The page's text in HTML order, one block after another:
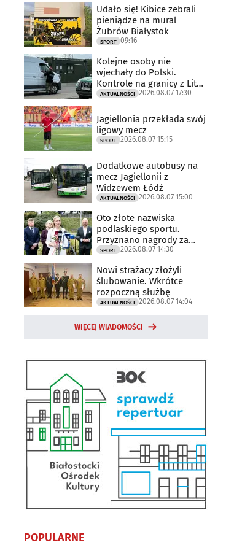
Udało się! Kibice zebrali
pieniądze na mural
Żubrów Białystok
SPORT 09:16
Kolejne osoby nie
wjechały do Polski.
Kontrole na granicy z Litwą
trwają
AKTUALNOŚCI 2026.08.07 17:30
Jagiellonia przekłada swój
ligowy mecz
SPORT 2026.08.07 15:15
Dodatkowe autobusy na
mecz Jagiellonii z
Widzewem Łódź
AKTUALNOŚCI 2026.08.07 15:00
Oto złote nazwiska
podlaskiego sportu.
Przyznano nagrody za
2025 rok
SPORT 2026.08.07 14:30
Nowi strażacy złożyli
ślubowanie. Wkrótce
rozpoczną służbę
AKTUALNOŚCI 2026.08.07 14:04
WIĘCEJ WIADOMOŚCI
POPULARNE